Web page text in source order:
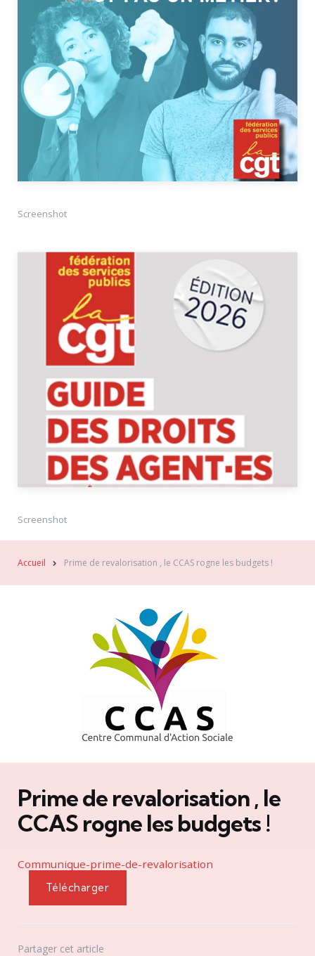
Screenshot
Screenshot
Accueil Prime de revalorisation , le CCAS rogne les budgets !
Prime de revalorisation , le
CCAS rogne les budgets !
Communique-prime-de-revalorisation
Télécharger
Partager cet article